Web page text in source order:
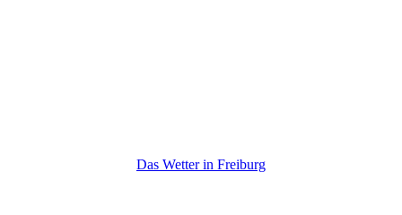
Das Wetter in Freiburg